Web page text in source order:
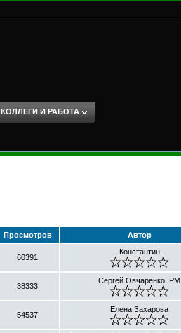
КОЛЛЕГИ И РАБОТА
Просмотров Автор
60391
Константин
38333
Сергей Овчаренко, PM
54537
Елена Захарова